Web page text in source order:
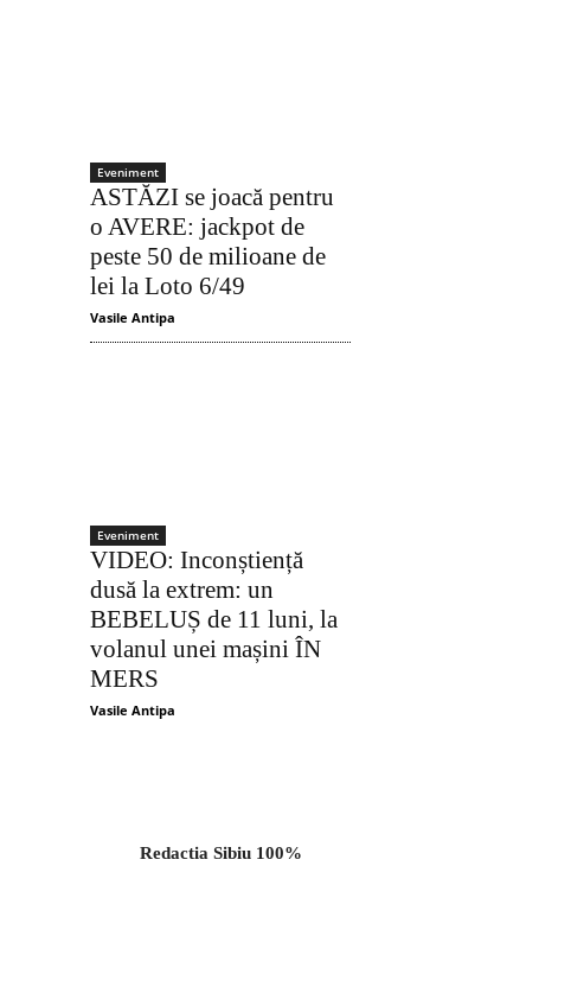
Eveniment
ASTĂZI se joacă pentru
o AVERE: jackpot de
peste 50 de milioane de
lei la Loto 6/49
Vasile Antipa
Eveniment
VIDEO: Inconștiență
dusă la extrem: un
BEBELUȘ de 11 luni, la
volanul unei mașini ÎN
MERS
Vasile Antipa
Redactia Sibiu 100%